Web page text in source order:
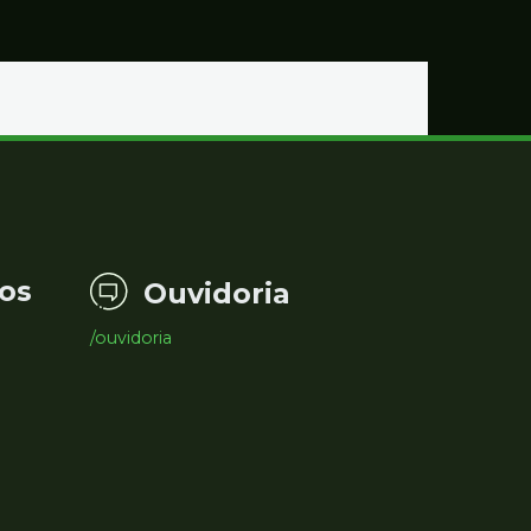
Ouvidoria
/ouvidoria